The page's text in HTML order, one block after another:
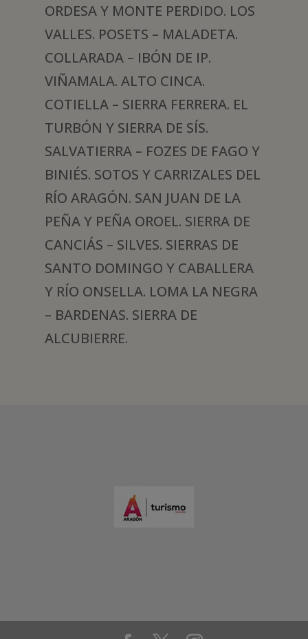
ORDESA Y MONTE PERDIDO. LOS
VALLES. POSETS – MALADETA.
COLLARADA – IBÓN DE IP.
VIÑAMALA. ALTO CINCA.
COTIELLA – SIERRA FERRERA. EL
TURBÓN Y SIERRA DE SÍS.
SALVATIERRA – FOZES DE FAGO Y
BINIÉS. SOTOS Y CARRIZALES DEL
RÍO ARAGÓN. SAN JUAN DE LA
PEÑA Y PEÑA OROEL. SIERRA DE
CANCIÁS – SILVES. SIERRAS DE
SANTO DOMINGO Y CABALLERA
Y RÍO ONSELLA. LOMA LA NEGRA
– BARDENAS. SIERRA DE
ALCUBIERRE.